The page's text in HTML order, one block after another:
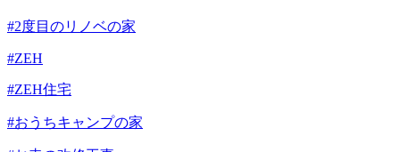
#2度目のリノベの家
#ZEH
#ZEH住宅
#おうちキャンプの家